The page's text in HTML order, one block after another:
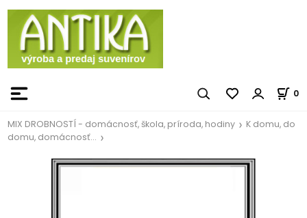
0
MIX DROBNOSTÍ - domácnosť, škola, príroda, hodiny
K domu, do
domu, domácnosť...